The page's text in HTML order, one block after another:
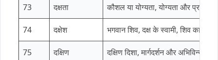
73 दक्षता कौशल या योग्यता, योग्यता और प्रतिभा
74 दक्षेश भगवान शिव, दक्ष के स्वामी, शिव का
75 दक्षिण दक्षिण दिशा, मार्गदर्शन और अभिविन्यास